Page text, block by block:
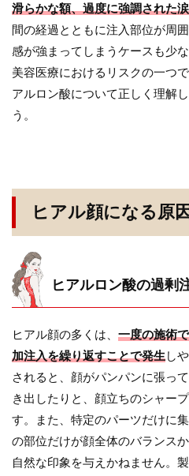
滑らかな額、過度に強調された
間の経過とともに注入部位が周
感が強まってしまうケースも少
美容医療におけるリスクの一つ
アルロン酸について正しく理解
う。
ヒアル顔になる原因
ヒアルロン酸の過剰
ヒアル顔の多くは、 一度の施術
加注入を繰り返すことで発生し
されると、顔がパンパンに張っ
き出したりと、顔立ちのシャー
す。また、特定のパーツだけに
の部位だけが顔全体のバランス
自然な印象を与えかねません。